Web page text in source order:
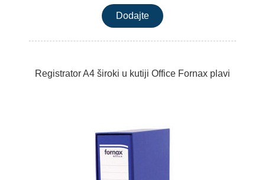
Registrator A4 široki u kutiji Office Fornax plavi